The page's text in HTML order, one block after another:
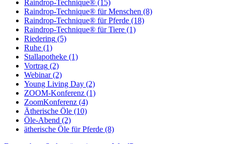
Raindrop-Technique® (15)
Raindrop-Technique® für Menschen (8)
Raindrop-Technique® für Pferde (18)
Raindrop-Technique® für Tiere (1)
Riedering (5)
Ruhe (1)
Stallapotheke (1)
Vortrag (2)
Webinar(2)
Young Living Day (2)
ZOOM-Konferenz (1)
ZoomKonferenz (4)
Ätherische Öle (10)
Öle-Abend (2)
ätherische Öle für Pferde (8)